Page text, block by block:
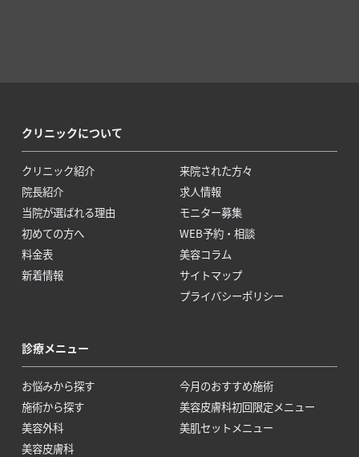
クリニックについて
クリニック紹介
院長紹介
当院が選ばれる理由
初めての方へ
料金表
新着情報
来院された方々
求人情報
モニター募集
WEB予約・相談
美容コラム
サイトマップ
プライバシーポリシー
診療メニュー
お悩みから探す
施術から探す
美容外科
美容皮膚科
今月のおすすめ施術
美容皮膚科初回限定メニュー
美肌セットメニュー